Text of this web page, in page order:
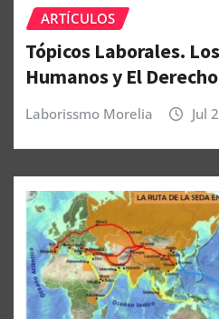
ARTÍCULOS
Tópicos Laborales.
Humanos y El
Laborissmo Morelia Jul